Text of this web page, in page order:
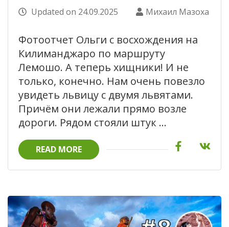
Updated on 24.09.2025 Михаил Мазоха
Фотоотчет Ольги с восхождения на
Килиманджаро по маршруту
Лемошо. А теперь хищники! И не
только, конечно. Нам очень повезло
увидеть львицу с двумя львятами.
Причём они лежали прямо возле
дороги. Рядом стояли штук …
READ MORE